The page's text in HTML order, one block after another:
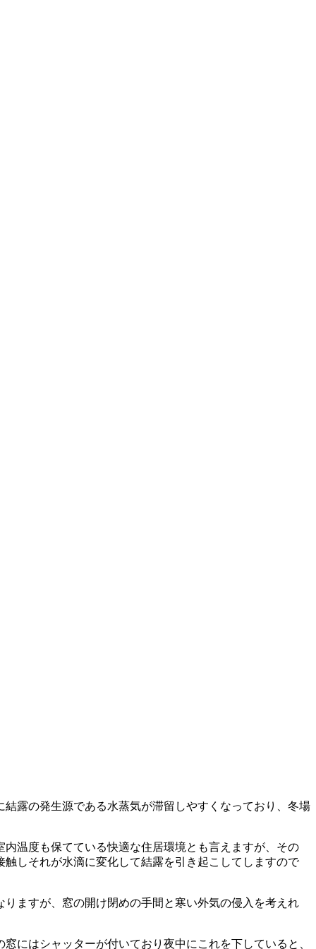
露の発生源である水蒸気が滞留しやすくなっており、冬場
温度も保てている快適な住居環境とも言えますが、その
しそれが水滴に変化して結露を引き起こしてしますので
ますが、窓の開け閉めの手間と寒い外気の侵入を考えれ
にはシャッターが付いており夜中にこれを下していると、